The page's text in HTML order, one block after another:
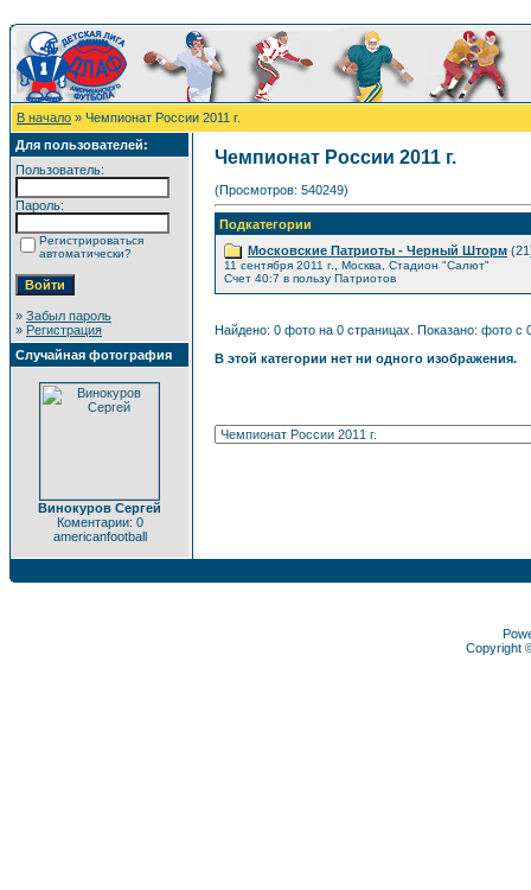
В начало » Чемпионат России 2011 г.
Для пользователей:
Пользователь:
Пароль:
Регистрироваться
автоматически?
» Забыл пароль
» Регистрация
Случайная фотография
Винокуров Сергей
Коментарии: 0
americanfootball
Чемпионат России 2011 г.
(Просмотров: 540249)
Подкатегории
Московские Патриоты - Черный Шторм
11 сентября 2011 г., Москва, Стадион "Салют"
Счет 40:7 в пользу Патриотов
Найдено: 0 фото на 0 страницах. Показано: фото с
В этой категории нет ни одного изображения.
Copyright